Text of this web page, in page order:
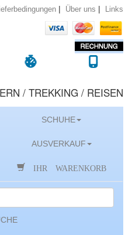
| Über uns | Links
/ TREKKING / REISEN
SCHUHE
AUSVERKAUF
IHR WARENKORB